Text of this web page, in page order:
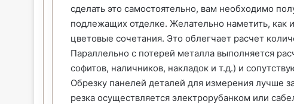
сделать это самостоятельно, вам необходимо
подлежащих отделке. Желательно наметить, как
цветовые сочетания. Это облегчает расчет
Параллельно с потерей металла выполняется
софитов, наличников, накладок и т.д.) и
Обрезку панелей деталей для измерения лучше
резка осуществляется электрорубанком или